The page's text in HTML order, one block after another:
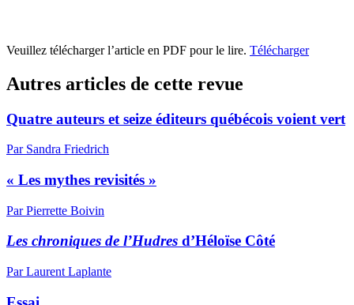
Veuillez télécharger l’article en PDF pour le lire. Télécharger
Autres articles de cette revue
Quatre auteurs et seize éditeurs québécois voient vert
Par Sandra Friedrich
« Les mythes revisités »
Par Pierrette Boivin
Les chroniques de l’Hudres d’Héloïse Côté
Par Laurent Laplante